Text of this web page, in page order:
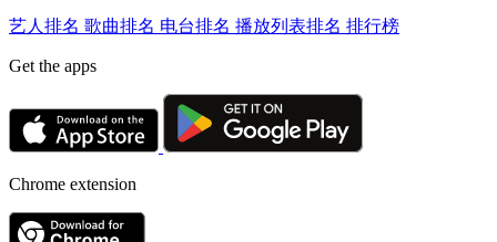
艺人排名 歌曲排名 电台排名 播放列表排名 排行榜
Get the apps
Chrome extension